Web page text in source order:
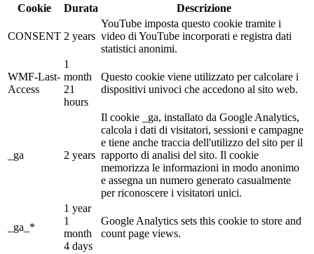
Cookie
Durata Descrizione
CONSENT 2 years
YouTube imposta questo cookie tramite i
video di YouTube incorporati e registra dati
statistici anonimi.
WMF-Last-
Access
1
month
21
hours
Questo cookie viene utilizzato per calcolare i
dispositivi univoci che accedono al sito web.
_ga 2 years
Il cookie _ga, installato da Google Analytics,
calcola i dati di visitatori, sessioni e campagne
e tiene anche traccia dell'utilizzo del sito per il
rapporto di analisi del sito. Il cookie
memorizza le informazioni in modo anonimo
e assegna un numero generato casualmente
per riconoscere i visitatori unici.
_ga_*
1 year
1
month
4 days
Google Analytics sets this cookie to store and
count page views.